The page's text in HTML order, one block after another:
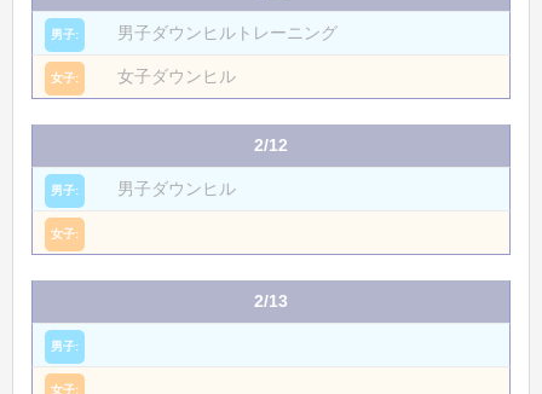
男子ダウンヒルトレーニング
女子ダウンヒル
2/12
男子ダウンヒル
2/13